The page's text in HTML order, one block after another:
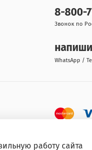
8-800-
Звонок по
WhatsApp /
работу сайта